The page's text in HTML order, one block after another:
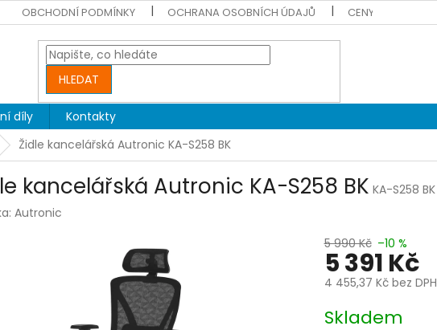
OBCHODNÍ PODMÍNKY OCHRANA OSOBNÍCH ÚDAJŮ CENY DOPRAVY
HLEDAT
díly
Kontakty
Židle kancelářská Autronic KA-S258 BK
kancelářská Autronic KA-S258 BK KA-S258 BK
Autronic
5 990 Kč –10 %
5 391 Kč
4 455,37 Kč bez DPH
cena:
Skladem